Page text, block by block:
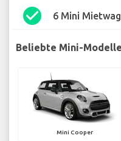
check_circle 6 Mini
Beliebte Mini-
Mini Cooper